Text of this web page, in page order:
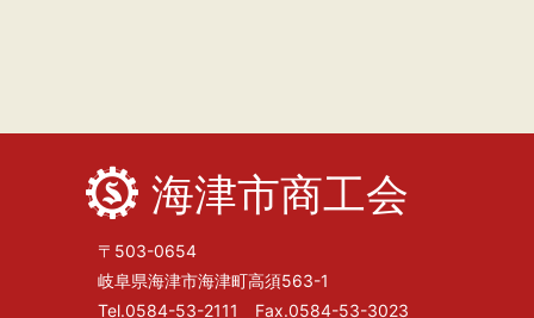
海津市商工会
〒503-0654
岐阜県海津市海津町高須563-1
Tel.0584-53-2111 Fax.0584-53-3023